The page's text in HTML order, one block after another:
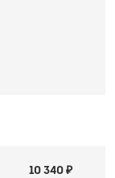
10 340 ₽